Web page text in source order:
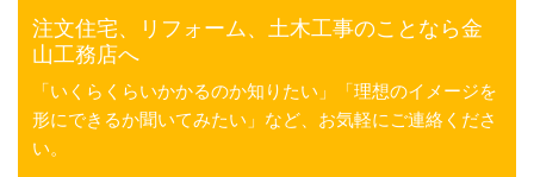
注文住宅、リフォーム、土木工事のことなら金
山工務店へ
「いくらくらいかかるのか知りたい」「理想のイメージを
形にできるか聞いてみたい」など、お気軽にご連絡くださ
い。